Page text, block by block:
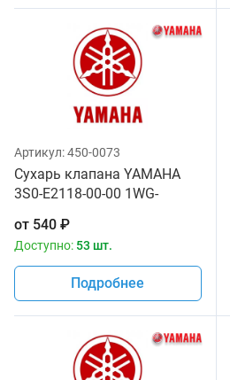
Артикул:450-0073
Сухарь клапана YAMAHA
3S0-E2118-00-00 1WG-
от 540 ₽
Доступно: 53 шт.
Подробнее